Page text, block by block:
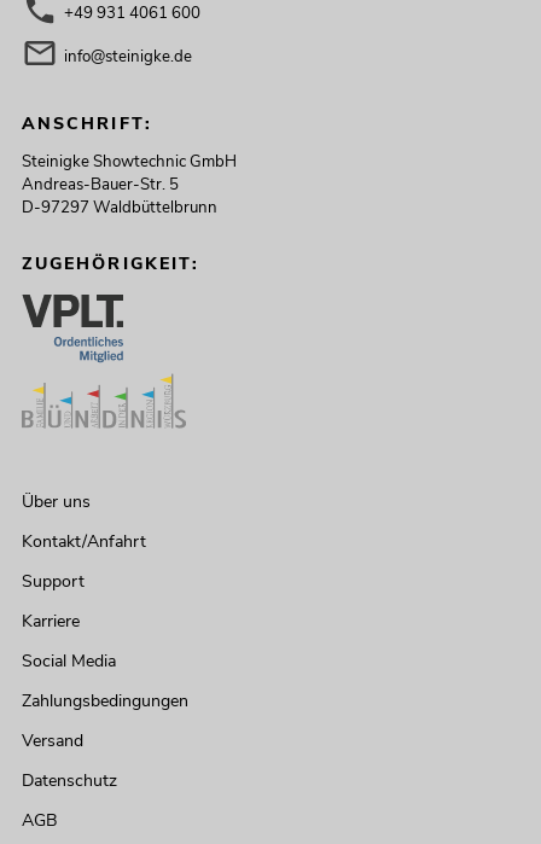
+49 931 4061 600
info@steinigke.de
ANSCHRIFT:
Steinigke Showtechnic GmbH
Andreas-Bauer-Str. 5
D-97297 Waldbüttelbrunn
ZUGEHÖRIGKEIT:
Über uns
Kontakt/Anfahrt
Support
Karriere
Social Media
Zahlungsbedingungen
Versand
Datenschutz
AGB